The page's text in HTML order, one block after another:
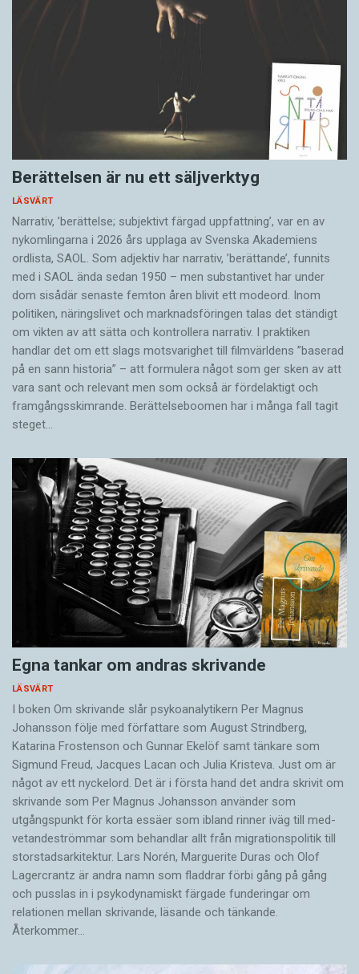
Berättelsen är nu ett säljverktyg
LÄSVÄRT
Narrativ, ’berättelse; subjektivt färgad uppfattning’, var en av
nykomlingarna i 2026 års upplaga av Svenska Akademiens
ordlista, SAOL. Som adjektiv har narrativ, ’berättande’, funnits
med i SAOL ända sedan 1950 – men substantivet har under
dom sisådär senaste femton åren blivit ett modeord. Inom
politiken, näringslivet och marknadsföringen talas det ständigt
om vikten av att sätta och kontrollera narrativ. I praktiken
handlar det om ett slags motsvarighet till filmvärldens ”baserad
på en sann historia” – att formulera något som ger sken av att
vara sant och ­relevant men som också är fördelaktigt och
framgångsskimrande. Berättelseboomen har i många fall tagit
steget…
Egna tankar om andras skrivande
LÄSVÄRT
I boken Om skrivande slår psykoanalytikern Per Magnus
Johansson följe med författare som August Strindberg,
Katarina Frostenson och Gunnar Ekelöf samt tänkare som
Sigmund Freud, Jacques Lacan och Julia Kristeva. Just om är
något av ett nyckelord. Det är i första hand det andra skrivit om
skrivande som Per Magnus Johansson använder som
utgångspunkt för korta essäer som ibland rinner iväg till med­
vetandeströmmar som behandlar allt från migrationspolitik till
storstadsarkitektur. Lars Norén, Marguerite Duras och Olof
Lagercrantz är andra namn som fladdrar förbi gång på gång
och pusslas in i psykodynamiskt färgade funderingar om
relationen mellan skrivande, läsande och tänkande.
Återkommer…